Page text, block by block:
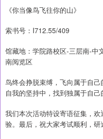
《你当像鸟飞往你的山》
索书号：I712.55/409
馆藏地：学院路校区-三层南-中
南阅览区
鸟终会挣脱束缚，飞向属于自
自我的坚持中，找到独属于自己
我们本次活动特设寄语征集，
验。最后，祝大家考试顺利，研